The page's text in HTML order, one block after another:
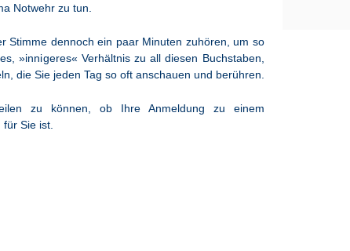
Notwehr zu tun.
Stimme dennoch ein paar Minuten zuhören, um so
»innigeres« Verhältnis zu all diesen Buchstaben,
die Sie jeden Tag so oft anschauen und berühren.
zu können, ob Ihre Anmeldung zu einem
Sie ist.